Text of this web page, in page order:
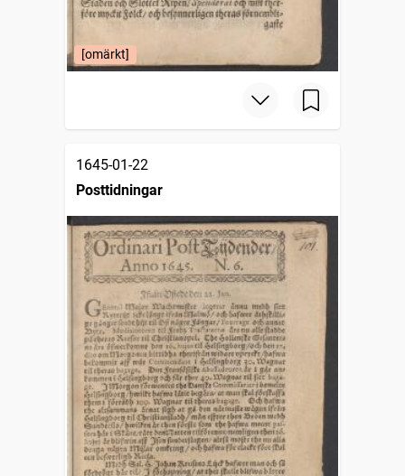
[omärkt]
1645-01-22
Posttidningar